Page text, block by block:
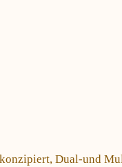
Dual-und